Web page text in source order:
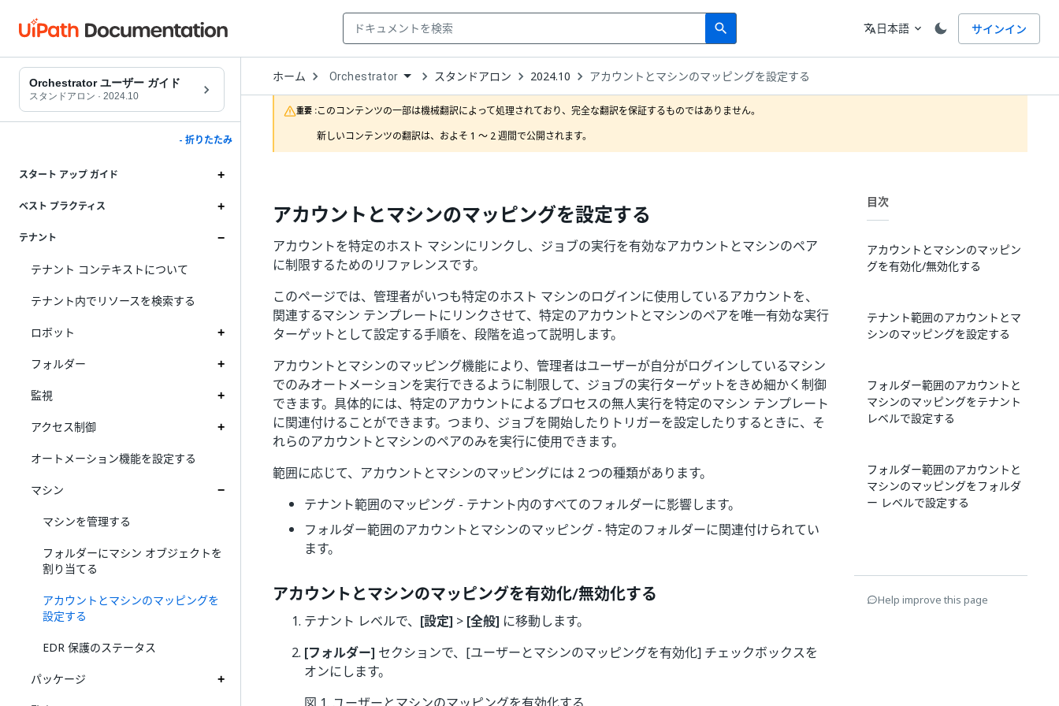
search
Search 言語
translate日本語 expand_more サインイン
Orchestrator ユーザー ガイド
スタンドアロン · 2024.10
- 折りたたみ
スタート アップ ガイド
ベスト プラクティス
テナント
テナント コンテキストについて
テナント内でリソースを検索する
ロボット
フォルダー
監視
アクセス制御
オートメーション機能を設定する
マシン
マシンを管理する
フォルダーにマシン オブジェクトを
割り当てる
アカウントとマシンのマッピングを
設定する
EDR 保護のステータス
パッケージ
ホーム Open
Dropdown
to
choose
product
Orchestrator スタンドアロン 2024.10 アカウントとマシンのマッピングを設定する
重要 :このコンテンツの一部は機械翻訳によって処理されており、完全な翻訳を保証するものではありません。
新しいコンテンツの翻訳は、およそ 1 ～ 2 週間で公開されます。
アカウントとマシンのマッピングを設定する
アカウントを特定のホスト マシンにリンクし、ジョブの実行を有効なアカウントとマシンのペア
に制限するためのリファレンスです。
このページでは、管理者がいつも特定のホスト マシンのログインに使用しているアカウントを、
関連するマシン テンプレートにリンクさせて、特定のアカウントとマシンのペアを唯一有効な実行
ターゲットとして設定する手順を、段階を追って説明します。
アカウントとマシンのマッピング機能により、管理者はユーザーが自分がログインしているマシン
でのみオートメーションを実行できるように制限して、ジョブの実行ターゲットをきめ細かく制御
できます。具体的には、特定のアカウントによるプロセスの無人実行を特定のマシン テンプレート
に関連付けることができます。つまり、ジョブを開始したりトリガーを設定したりするときに、そ
れらのアカウントとマシンのペアのみを実行に使用できます。
範囲に応じて、アカウントとマシンのマッピングには 2 つの種類があります。
テナント範囲のマッピング - テナント内のすべてのフォルダーに影響します。
フォルダー範囲のアカウントとマシンのマッピング - 特定のフォルダーに関連付けられてい
ます。
アカウントとマシンのマッピングを有効化/無効化する
テナント レベルで、 [設定] > [全般] に移動します。
[フォルダー] セクションで、[ユーザーとマシンのマッピングを有効化] チェックボックスを
オンにします。
目次
アカウントとマシンのマッピン
グを有効化/無効化する
テナント範囲のアカウントとマ
シンのマッピングを設定する
フォルダー範囲のアカウントと
マシンのマッピングをテナント
レベルで設定する
フォルダー範囲のアカウントと
マシンのマッピングをフォルダ
ー レベルで設定する
Help improve this page